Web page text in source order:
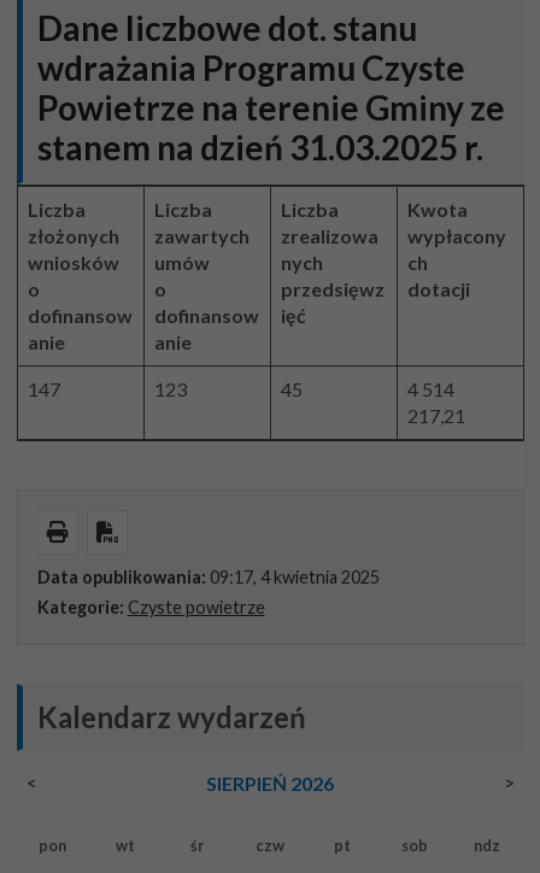
Dane liczbowe dot. stanu
wdrażania Programu Czyste
Powietrze na terenie Gminy ze
stanem na dzień 31.03.2025 r.
Liczba
złożonych
wniosków
o
dofinansow
anie
Liczba
zawartych
umów
o
dofinansow
anie
Liczba
zrealizowa
nych
przedsięwz
ięć
Kwota
wypłacony
ch
dotacji
147 123 45
4 514
217,21
WydrukujPobierz PDF
Data opublikowania: 09:17, 4 kwietnia 2025
Kategorie: Czyste powietrze
Kalendarz wydarzeń
SIERPIEŃ 2026
pon wt śr czw pt sob ndz
< >